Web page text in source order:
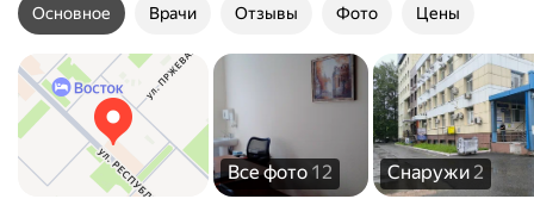
Основное Врачи Отзывы Фото Цены
Все фото 12 Снаружи2